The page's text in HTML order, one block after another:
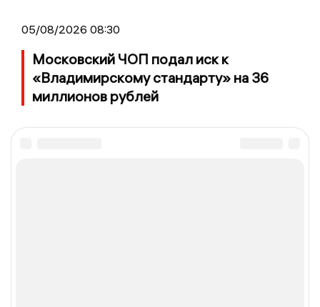
05/08/2026 08:30
Московский ЧОП подал иск к
«Владимирскому стандарту» на 36
миллионов рублей